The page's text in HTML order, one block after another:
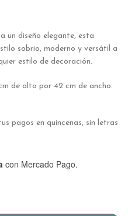
un diseño elegante, esta
sobrio, moderno y versátil a
estilo de decoración.
de alto por 42 cm de ancho.
con Mercado Pago.